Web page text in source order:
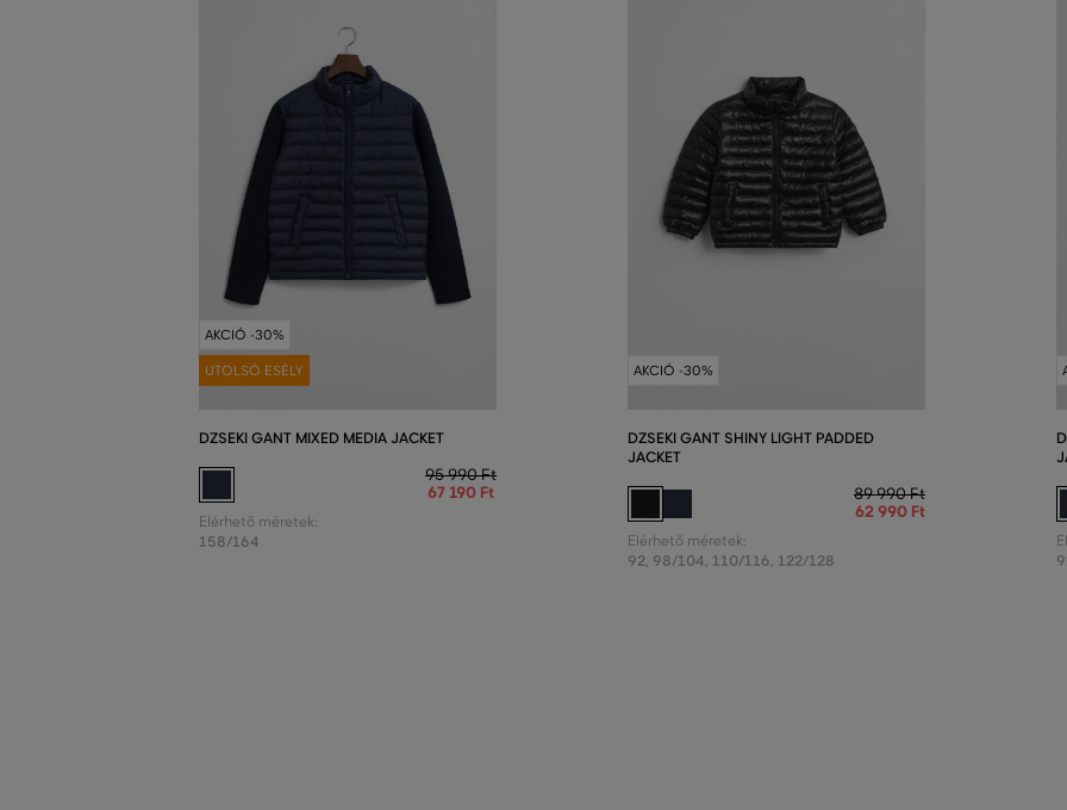
AKCIÓ -30%
UTOLSÓ ESÉLY
DZSEKI GANT MIXED MEDIA JACKET
95 990 Ft
67 190 Ft
Elérhető méretek:
158/164
AKCIÓ -30%
DZSEKI GANT SHINY LIGHT PADDED
JACKET
89 990 Ft
62 990 Ft
Elérhető méretek:
92, 98/104, 110/116, 122/128